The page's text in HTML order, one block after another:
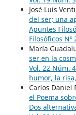
José Luis
del ser; una
Apuntes
Filosóficos Nº
María
ser en la
Vol. 22 Núm.
humor, la
Carlos Daniel
el Poema
Dos